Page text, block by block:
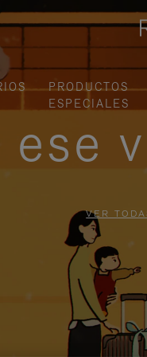
PRODUCTOS
ESPECIALES
ese
VER